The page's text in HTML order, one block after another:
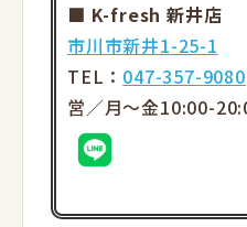
■ K-fresh 新井店
市川市新井1-25-1
TEL： 047-357-9080
営／月～金10:00-